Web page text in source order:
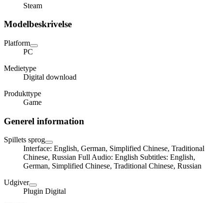
Steam
Modelbeskrivelse
Platform
PC
Medietype
Digital download
Produkttype
Game
Generel information
Spillets sprog
Interface: English, German, Simplified Chinese, Traditional
Chinese, Russian Full Audio: English Subtitles: English,
German, Simplified Chinese, Traditional Chinese, Russian
Udgiver
Plugin Digital